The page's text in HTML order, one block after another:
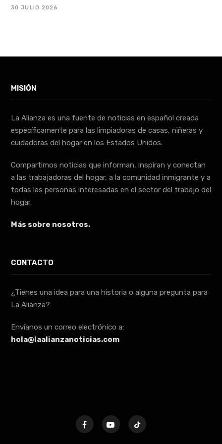
30 JULIO 2026
MISIÓN
La Alianza es una fuente de noticias en español creada
específicamente para las limpiadoras de casas, niñeras y
cuidadoras del hogar en los Estados Unidos.
Compartimos noticias que informan, inspiran y conectan
a las trabajadoras del hogar, a la comunidad inmigrante y a
todas las personas interesadas en el sector del trabajo del
hogar.
Más sobre nosotros.
CONTACTO
¿Tienes una idea para una historia o alguna pregunta para
La Alianza?
Envíanos un correo electrónico a:
hola@laalianzanoticias.com